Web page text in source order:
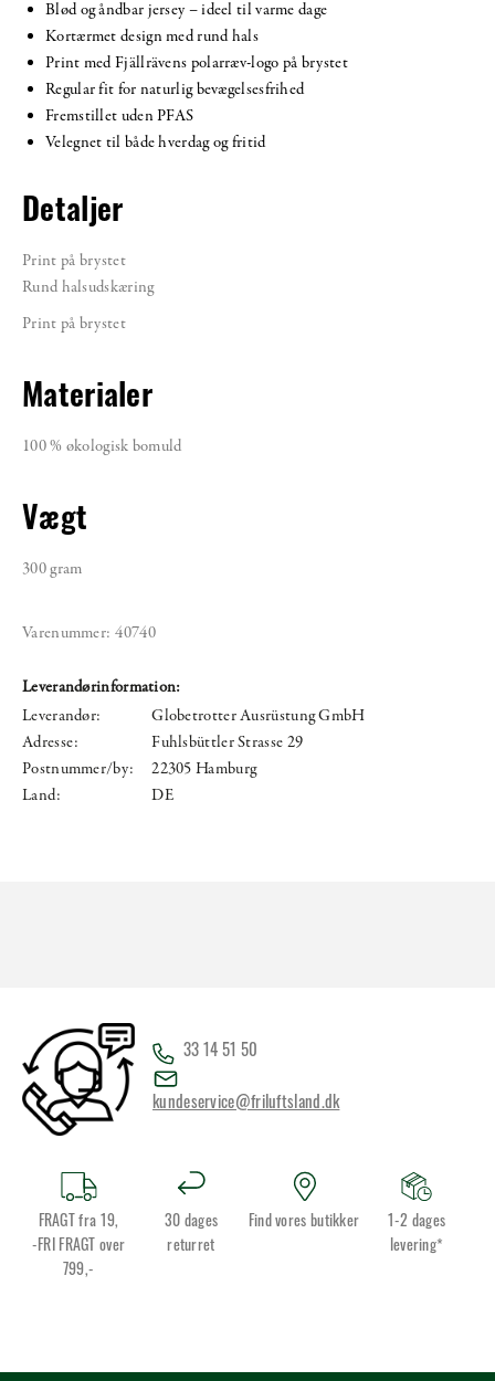
Blød og åndbar jersey – ideel til varme dage
Kortærmet design med rund hals
Print med Fjällrävens polarræv-logo på brystet
Regular fit for naturlig bevægelsesfrihed
Fremstillet uden PFAS
Velegnet til både hverdag og fritid
Detaljer
Print på brystet
Rund halsudskæring
Print på brystet
Materialer
100 % økologisk bomuld
Vægt
300 gram
Varenummer: 40740
Leverandørinformation:
Leverandør:
Globetrotter Ausrüstung GmbH
Adresse:
Fuhlsbüttler Strasse 29
Postnummer/by:
22305 Hamburg
Land:
DE
33 14 51 50
kundeservice@friluftsland.dk
FRAGT fra 19,
-FRI FRAGT over
799,-
30 dages
returret
Find vores butikker
1-2 dages
levering*